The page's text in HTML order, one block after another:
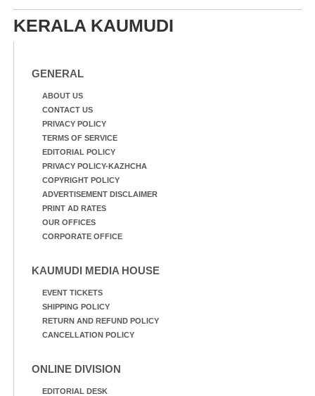
KERALA KAUMUDI
GENERAL
ABOUT US
CONTACT US
PRIVACY POLICY
TERMS OF SERVICE
EDITORIAL POLICY
PRIVACY POLICY-KAZHCHA
COPYRIGHT POLICY
ADVERTISEMENT DISCLAIMER
PRINT AD RATES
OUR OFFICES
CORPORATE OFFICE
KAUMUDI MEDIA HOUSE
EVENT TICKETS
SHIPPING POLICY
RETURN AND REFUND POLICY
CANCELLATION POLICY
ONLINE DIVISION
EDITORIAL DESK